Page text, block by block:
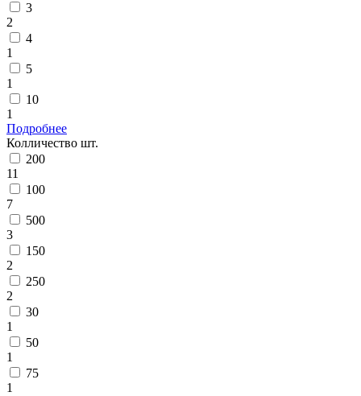
3
2
4
1
5
1
10
1
Подробнее
Колличество шт.
200
11
100
7
500
3
150
2
250
2
30
1
50
1
75
1